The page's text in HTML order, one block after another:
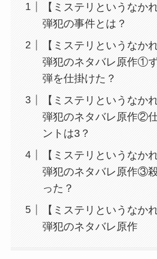
【ミステリというなか
弾犯の事件とは？
【ミステリというなか
弾犯のネタバレ原作①
弾を仕掛けた？
【ミステリというなか
弾犯のネタバレ原作②
ントは3？
【ミステリというなか
弾犯のネタバレ原作③
った？
【ミステリというなか
弾犯のネタバレ原作